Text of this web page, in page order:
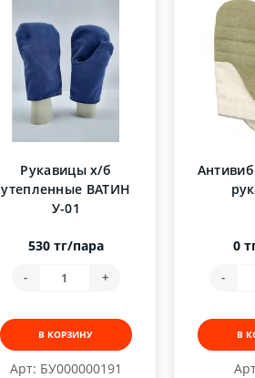
Арт: БУ000000191
Рукавицы х/б
утепленные ВАТИН
У-01
530 тг/пара
- +
В КОРЗИНУ
0
-
В